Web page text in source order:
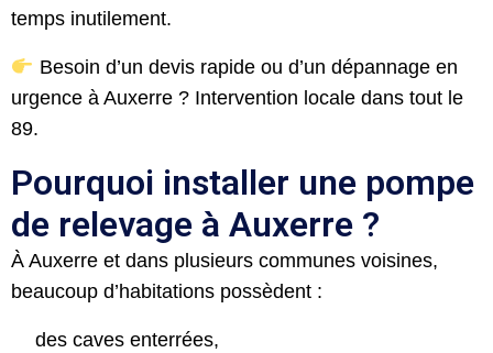
temps inutilement.
Besoin d’un devis rapide ou d’un dépannage en
urgence à Auxerre ? Intervention locale dans tout le
89.
Pourquoi installer une pompe
de relevage à Auxerre ?
À Auxerre et dans plusieurs communes voisines,
beaucoup d’habitations possèdent :
des caves enterrées,